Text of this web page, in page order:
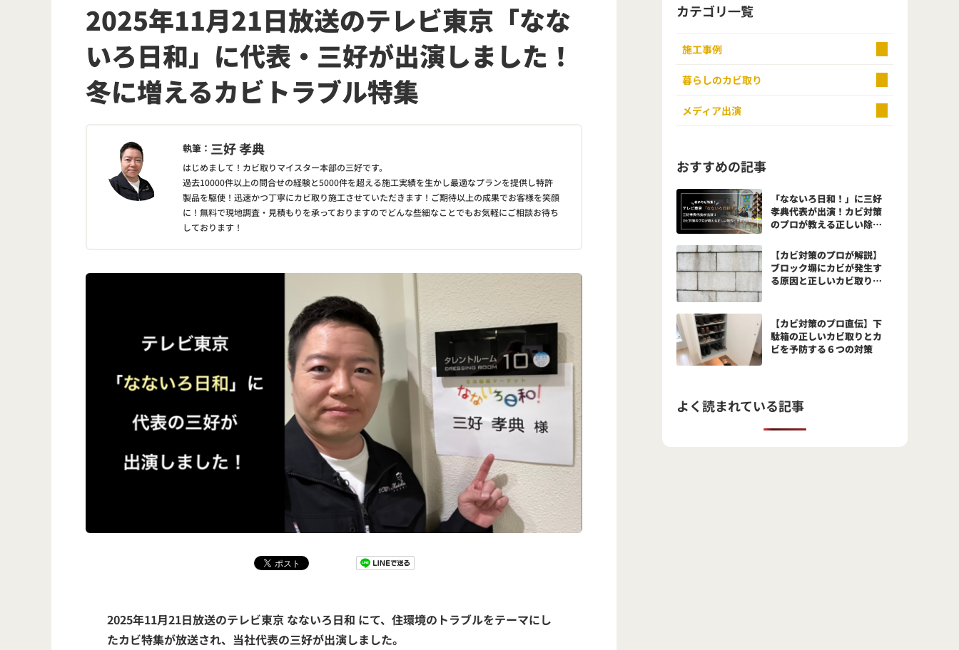
2025年11月21日放送のテレビ東京「なな
いろ日和」に代表・三好が出演しました！
冬に増えるカビトラブル特集
執筆： 三好 孝典
はじめまして！カビ取りマイスター本部の三好です。
過去10000件以上の問合せの経験と5000件を超える施工実績を生かし最適なプランを提供し特許
製品を駆使！迅速かつ丁寧にカビ取り施工させていただきます！ご期待以上の成果でお客様を笑顔
に！無料で現地調査・見積もりを承っておりますのでどんな些細なことでもお気軽にご相談お待ち
しております！
2025年11月21日放送のテレビ東京 なないろ日和 にて、住環境のトラブルをテーマにし
たカビ特集が放送され、当社代表の三好が出演しました。
カテゴリ一覧
施工事例
暮らしのカビ取り
メディア出演
おすすめの記事
「なないろ日和！」に三好
孝典代表が出演！カビ対策
のプロが教える正しい除去
【カビ対策のプロが解説】
ブロック塀にカビが発生す
る原因と正しいカビ取り方
【カビ対策のプロ直伝】下
駄箱の正しいカビ取りとカ
ビを予防する６つの対策
よく読まれている記事